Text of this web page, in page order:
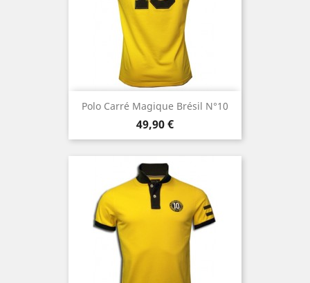
Polo Carré Magique Brésil N°10
Prezzo
49,90 €